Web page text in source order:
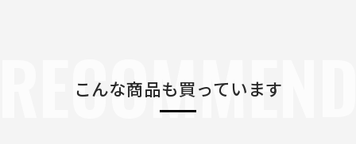
こんな商品も買っています